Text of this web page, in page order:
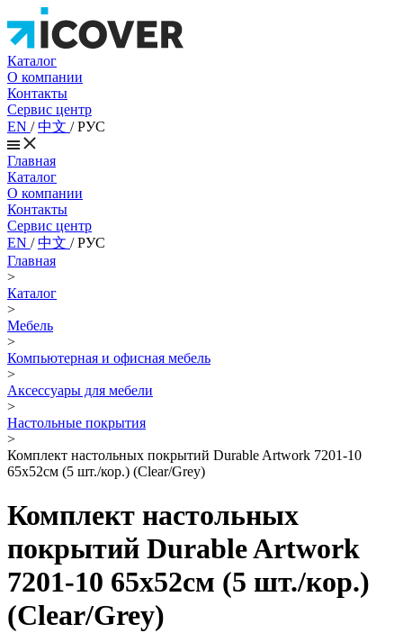
Каталог
О компании
Контакты
Сервис центр
EN /中文 /РУС
Главная
Каталог
О компании
Контакты
Сервис центр
EN /中文 /РУС
Главная
>
Каталог
>
Мебель
>
Компьютерная и офисная мебель
>
Аксессуары для мебели
>
Настольные покрытия
>
Комплект настольных покрытий Durable Artwork 7201-10
65х52см (5 шт./кор.) (Clear/Grey)
Комплект настольных
покрытий Durable Artwork
7201-10 65х52см (5 шт./кор.)
(Clear/Grey)